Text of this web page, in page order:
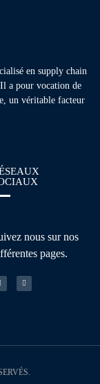
en supply chain
a pour vocation de
un véritable facteur
nous sur nos
pages.